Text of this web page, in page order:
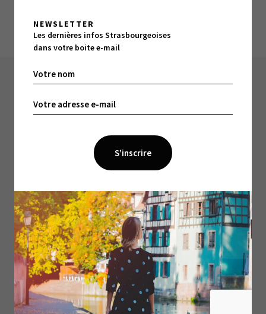
NEWSLETTER
Les dernières infos Strasbourgeoises
dans votre boite e-mail
3 MIN DE LECTURE
Le Grand Orient de France : la liberté de
conscience comme horizon